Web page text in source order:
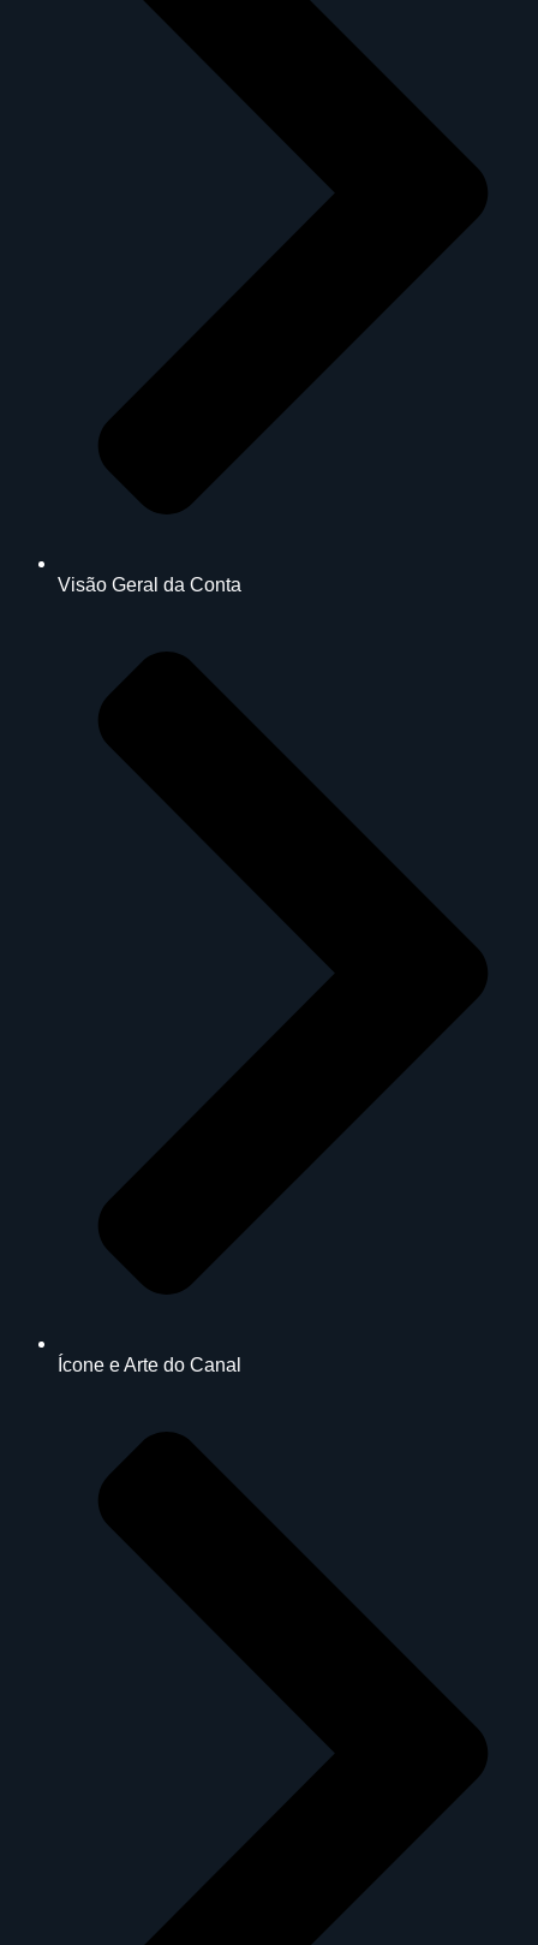
Visão Geral da Conta
Ícone e Arte do Canal